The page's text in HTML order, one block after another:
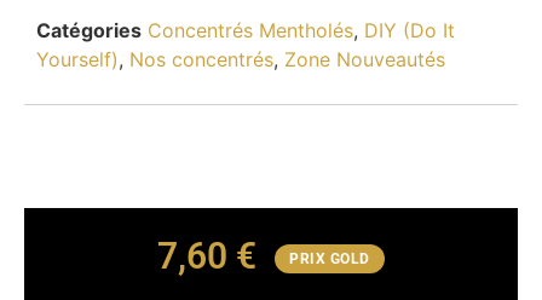
Catégories Concentrés Mentholés, DIY (Do It
Yourself), Nos concentrés, Zone Nouveautés
7,60 € PRIX GOLD